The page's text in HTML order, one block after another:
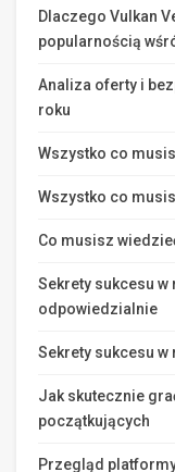
Dlaczego Vulkan
popularnością
Analiza oferty i
roku
Wszystko co
Wszystko co
Co musisz
Sekrety sukcesu
odpowiedzialnie
Sekrety sukcesu
Jak skutecznie
początkujących
Przegląd